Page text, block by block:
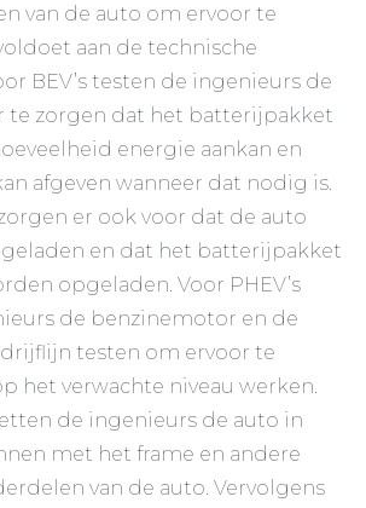
van de auto om ervoor te
aan de technische
BEV’s testen de ingenieurs de
te zorgen dat het batterijpakket
energie aankan en
afgeven wanneer dat nodig is.
er ook voor dat de auto
en dat het batterijpakket
opgeladen. Voor PHEV’s
de benzinemotor en de
testen om ervoor te
het verwachte niveau werken.
de ingenieurs de auto in
met het frame en andere
van de auto. Vervolgens